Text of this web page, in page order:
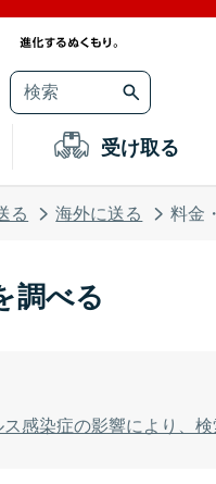
受け取る
る 海外に送る 料金
調べる
感染症の影響により、